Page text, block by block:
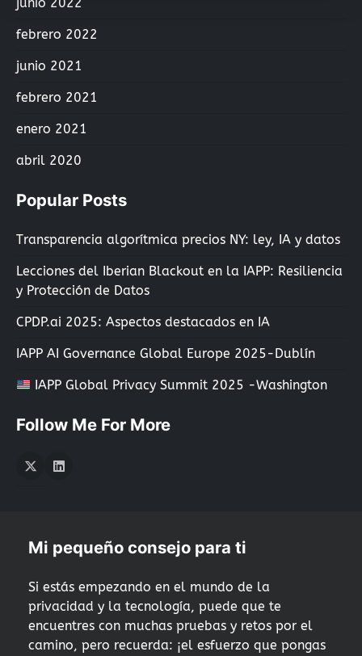
febrero 2022
junio 2021
febrero 2021
enero 2021
abril 2020
Popular Posts
Transparencia algorítmica precios NY: ley, IA y datos
Lecciones del Iberian Blackout en la IAPP: Resiliencia
y Protección de Datos
CPDP.ai 2025: Aspectos destacados en IA
IAPP AI Governance Global Europe 2025-Dublín
IAPP Global Privacy Summit 2025 -Washington
Follow Me For More
TwitterLInkedIn
Mi pequeño consejo para ti
Si estás empezando en el mundo de la
privacidad y la tecnología, puede que te
encuentres con muchas pruebas y retos por el
camino, pero recuerda: ¡el esfuerzo que pongas